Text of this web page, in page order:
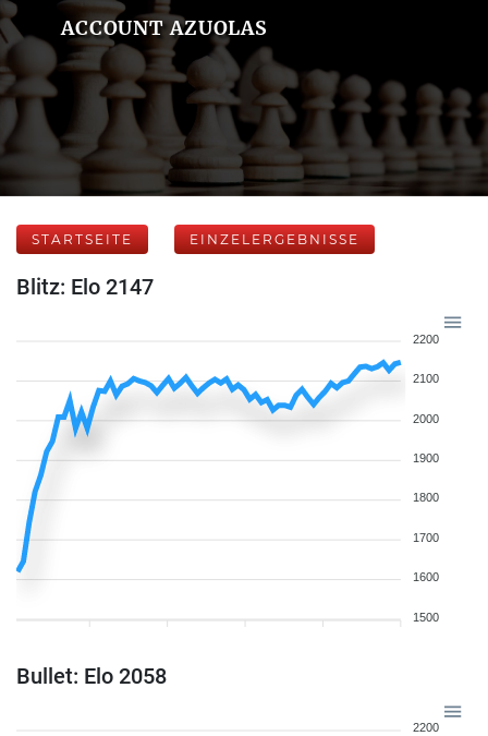
ACCOUNT AZUOLAS
STARTSEITE EINZELERGEBNISSE
Blitz: Elo 2147
2200
2100
2000
1900
1800
1700
1600
1500
Bullet: Elo 2058
2200